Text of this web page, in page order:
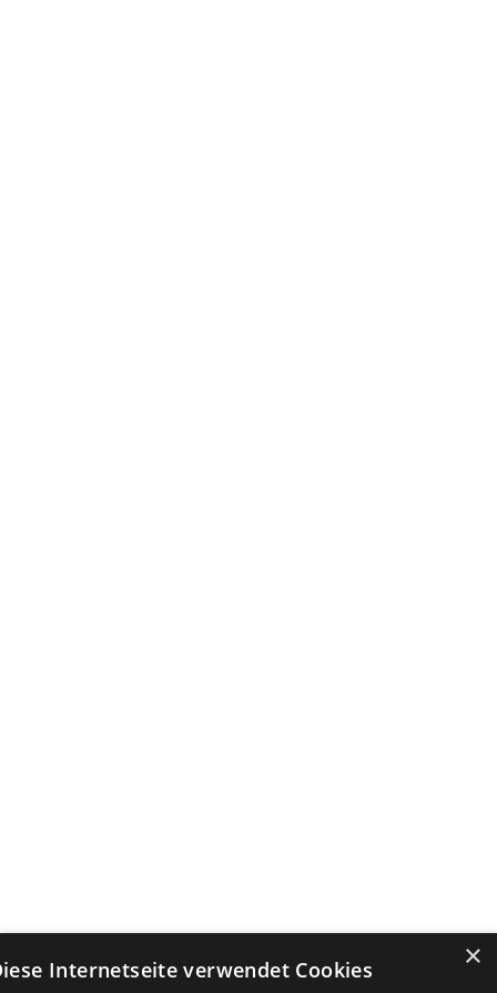
×
Internetseite verwendet Cookies